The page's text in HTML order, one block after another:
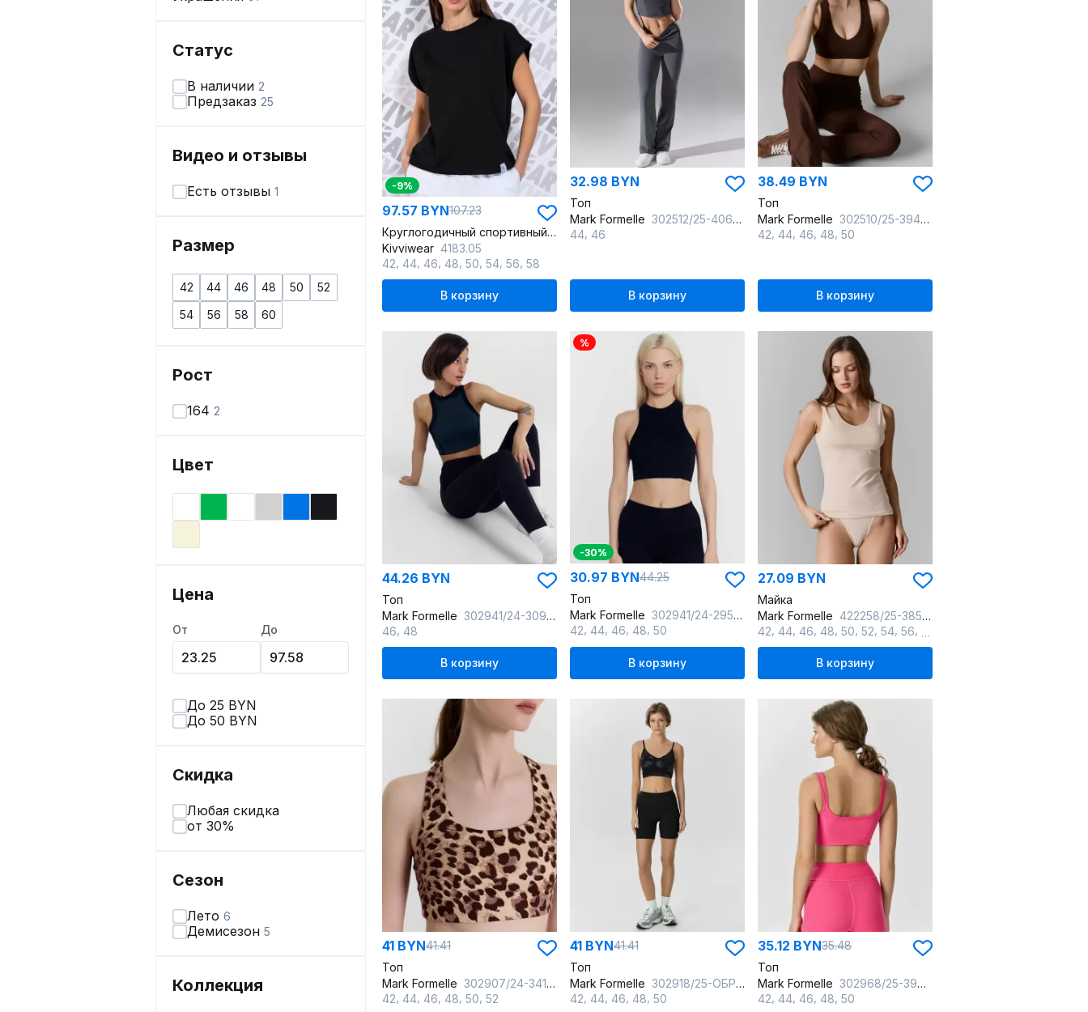
Статус
В наличии 2
Предзаказ 25
Видео и отзывы
Есть отзывы 1
Размер
42 44 46 48 50
52
54
56 58 60
Рост
164 2
Цвет
Цена
От До
До 25 BYN
До 50 BYN
Скидка
Любая скидка
от 30%
Сезон
Лето 6
Демисезон 5
Коллекция
-9%
97.57 BYN107.23
Круглогодичный спортивный хлопковый джемпер летучая мышь
Kivviwear 4183.05
42 44 46 48 50 54 56 58
В корзину
32.98 BYN
Топ
Mark Formelle 302512/25-40608Ц-2 сталь_железо
44 46
В корзину
38.49 BYN
Топ
Mark Formelle 302510/25-39451Ц-2 шоколадное_мартини
42 44 46 48 50
В корзину
44.26 BYN
Топ
Mark Formelle 302941/24-30940Ц-2 т.зеленый1
46 48
В корзину
%
-30%
30.97 BYN44.25
Топ
Mark Formelle 302941/24-29598Ц-2 черный
42 44 46 48 50
В корзину
27.09 BYN
Майка
Mark Formelle 422258/25-38529Б-5 нюд
42 44 46 48 50 52 54 56
В корзину
41 BYN41.41
Топ
Mark Formelle 302907/24-34157П-2 леопард
42 44 46 48 50 52
41 BYN41.41
Топ
Mark Formelle 302918/25-ОБР35030П-16 разводы_на_черном1_018
42 44 46 48 50
35.12 BYN35.48
Топ
Mark Formelle 302968/25-39027Ц-2 маджента
42 44 46 48 50